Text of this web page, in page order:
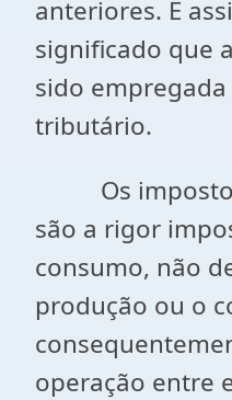
anteriores. E
significado que
sido
tributário.
Os impostos
são a rigor
consumo, não
produção ou o
operação entre